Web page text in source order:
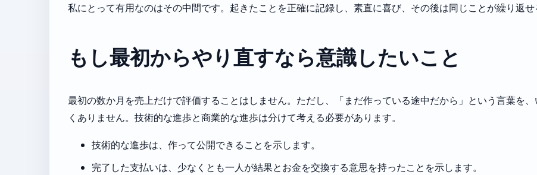
私にとって有用なのはその中間です。起きたことを正確に記録し、素直に喜び、その後は同じことが繰り返せ
もし最初からやり直すなら意識したいこと
最初の数か月を売上だけで評価することはしません。ただし、「まだ作っている途中だから」という言葉を
くありません。技術的な進歩と商業的な進歩は分けて考える必要があります。
技術的な進歩は、作って公開できることを示します。
完了した支払いは、少なくとも一人が結果とお金を交換する意思を持ったことを示します。